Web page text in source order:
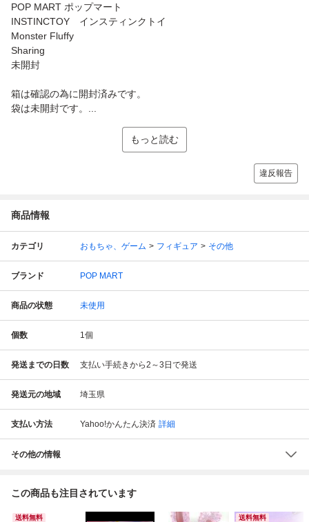
POP MART ポップマート
INSTINCTOY インスティンクトイ
Monster Fluffy
Sharing
未開封
箱は確認の為に開封済みです。
袋は未開封です。...
もっと読む
違反報告
商品情報
カテゴリ おもちゃ、ゲーム フィギュア その他
ブランド POP MART
商品の状態 未使用
個数 1個
発送までの日数 支払い手続きから2～3日で発送
発送元の地域 埼玉県
支払い方法 Yahoo!かんたん決済 詳細
その他の情報
この商品も注目されています
送料無料 送料無料